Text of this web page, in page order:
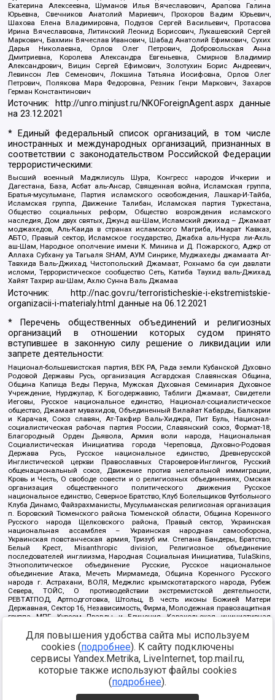
Екатерина Алексеевна, Шуманов Илья Вячеславович, Арапова Галина
Юрьевна, Свечников Анатолий Мариевич, Прохоров Вадим Юрьевич,
Шахова Елена Владимировна, Подузов Сергей Васильевич, Протасова
Ирина Вячеславовна, Литинский Леонид Борисович, Лукашевский Сергей
Маркович, Бахмин Вячеслав Иванович, Шабад Анатолий Ефимович, Сухих
Дарья Николаевна, Орлов Олег Петрович, Добровольская Анна
Дмитриевна, Королева Александра Евгеньевна, Смирнов Владимир
Александрович, Вицин Сергей Ефимович, Золотухин Борис Андреевич,
Левинсон Лев Семенович, Локшина Татьяна Иосифовна, Орлов Олег
Петрович, Полякова Мара Федоровна, Резник Генри Маркович, Захаров
Герман Константинович
Источник: http://unro.minjust.ru/NKOForeignAgent.aspxданные
на23.12.2021
* Единый федеральный список организаций, в том числе
иностранных и международных организаций, признанных в
соответствии с законодательством Российской Федерации
террористическими:
Высший военный Маджлисуль Шура, Конгресс народов Ичкерии и
Дагестана, База, Асбат аль-Ансар, Священная война, Исламская группа,
Братья-мусульмане, Партия исламского освобождения, Лашкар-И-Тайба,
Исламская группа, Движение Талибан, Исламская партия Туркестана,
Общество социальных реформ, Общество возрождения исламского
наследия, Дом двух святых, Джунд аш-Шам, Исламский джихад – Джамаат
моджахедов, Аль-Каида в странах исламского Магриба, Имарат Кавказ,
АБТО, Правый сектор, Исламское государство, Джабха аль-Нусра ли-Ахль
аш-Шам, Народное ополчение имени К. Минина и Д. Пожарского, Аджр от
Аллаха Субхану уа Тагьаля SHAM, АУМ Синрике, Муджахеды джамаата Ат-
Тавхида Валь-Джихад, Чистопольский Джамаат, Рохнамо ба суи давлати
исломи, Террористическое сообщество Сеть, Катиба Таухид валь-Джихад,
Хайят Тахрир аш-Шам, Ахлю Сунна Валь Джамаа
Источник:
http://nac.gov.ru/terroristicheskie-i-ekstremistskie-
organizacii-i-materialy.html данные на06.12.2021
* Перечень общественных объединений и религиозных
организаций в отношении которых судом принято
вступившее в законную силу решение о ликвидации или
запрете деятельности:
Национал-большевистская партия, ВЕК РА, Рада земли Кубанской Духовно
Родовой Державы Русь, организация Асгардская Славянская Община,
Община Капища Веды Перуна, Мужская Духовная Семинария Духовное
Учреждение, Нурджулар, К Богодержавию, Таблиги Джамаат, Свидетели
Иеговы, Русское национальное единство, Национал-социалистическое
общество, Джамаат мувахидов, Объединенный Вилайат Кабарды, Балкарии
и Карачая, Союз славян, Ат-Такфир Валь-Хиджра, Пит Буль, Национал-
социалистическая рабочая партия России, Славянский союз, Формат-18,
Благородный Орден Дьявола, Армия воли народа, Национальная
Социалистическая Инициатива города Череповца, Духовно-Родовая
Держава Русь, Русское национальное единство, Древнерусской
Инглистической церкви Православных Староверов-Инглингов, Русский
общенациональный союз, Движение против нелегальной иммиграции,
Кровь и Честь, О свободе совести и о религиозных объединениях, Омская
организация общественного политического движения Русское
национальное единство, Северное Братство, Клуб Болельщиков Футбольного
Клуба Динамо, Файзрахманисты, Мусульманская религиозная организация
п. Боровский Тюменского района Тюменской области, Община Коренного
Русского народа Щелковского района, Правый сектор, Украинская
национальная ассамблея – Украинская народная самооборона,
Украинская повстанческая армия, Тризуб им. Степана Бандеры, Братство,
Белый Крест, Misanthropic division, Религиозное объединение
последователей инглиизма, Народная Социальная Инициатива, TulaSkins,
Этнополитическое объединение Русские, Русское национальное
объединение Атака, Мечеть Мирмамеда, Община Коренного Русского
народа г. Астрахани, ВОЛЯ, Меджлис крымскотатарского народа, Рубеж
Севера, ТОЙС, О противодействии экстремистской деятельности,
РЕВТАТПОД, Артподготовка, Штольц, В честь иконы Божией Матери
Державная, Сектор 16, Независимость, Фирма, Молодежная правозащитная
группа МПГ, Курсом Правды и Единения, Каракольская инициативная
Благотворительный пансионат Ак Умут, Русская республика Русь,
Арестантское уголовное единство, Башкорт, Нация и свобода, W.H.С., Фалунь
Дафа, Иртыш Ultras, Русский Патриотический клуб-Новокузнецк/РПК,
Сибирский державный союз, Фонд борьбы с коррупцией, Фонд защиты прав
граждан, Штабы Навального, Совет граждан СССР Прикубанского округа г.
Краснодара
https://minjust.gov.ru/ru/documents/7822/
Для повышения удобства сайта мы используем
cookies (подробнее). К сайту подключены
сервисы Yandex.Metrika, LiveInternet, top.mail.ru,
которые также используют файлы cookies
(подробнее).